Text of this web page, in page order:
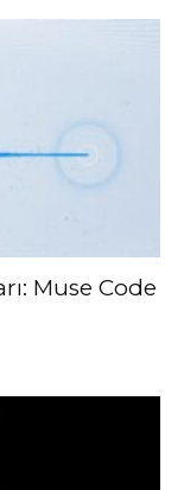
Muse Code